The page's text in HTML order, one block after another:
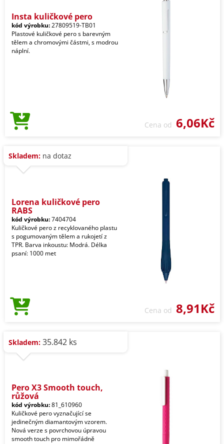
Insta kuličkové pero
kód výrobku:27809519-TB01
Plastové kuličkové pero s barevným
tělem a chromovými částmi, s modrou
náplní.
Cena od 6,06Kč
Skladem: na dotaz
Lorena kuličkové pero
RABS
kód výrobku:7404704
Kuličkové pero z recyklovaného plastu
s pogumovaným tělem a rukojetí z
TPR. Barva inkoustu: Modrá. Délka
psaní: 1000 met
Cena od 8,91Kč
Skladem: 35.842 ks
Pero X3 Smooth touch,
růžová
kód výrobku:81_610960
Kuličkové pero vyznačující se
jedinečným diamantovým vzorem.
Nová verze s povrchovou úpravou
smooth touch pro mimořádně